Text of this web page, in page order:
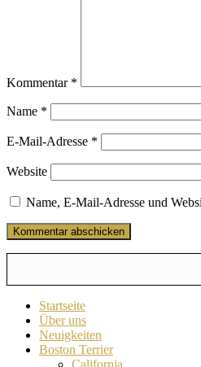
Kommentar *
Name *
E-Mail-Adresse *
Website
Name, E-Mail-Adresse und
Startseite
Über uns
Neuigkeiten
Boston Terrier
California